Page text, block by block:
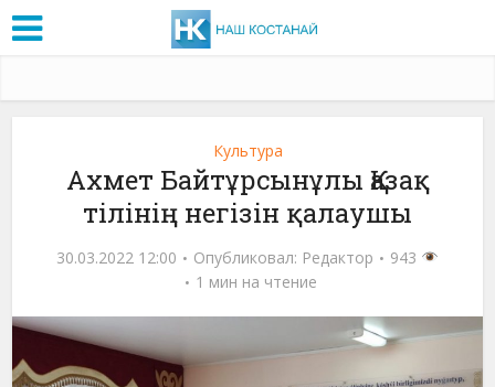
Культура
Ахмет Байтұрсынұлы Қазақ
тілінің негізін қалаушы
30.03.2022 12:00 Опубликовал: Редактор
943
1 мин на чтение